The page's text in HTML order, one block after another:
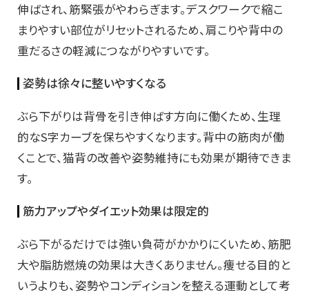
伸ばされ、筋緊張がやわらぎます。デスクワークで縮こ
まりやすい部位がリセットされるため、肩こりや背中の
重だるさの軽減につながりやすいです。
姿勢は徐々に整いやすくなる
ぶら下がりは背骨を引き伸ばす方向に働くため、生理
的なS字カーブを保ちやすくなります。背中の筋肉が働
くことで、猫背の改善や姿勢維持にも効果が期待できま
す。
筋力アップやダイエット効果は限定的
ぶら下がるだけでは強い負荷がかかりにくいため、筋肥
大や脂肪燃焼の効果は大きくありません。痩せる目的と
いうよりも、姿勢やコンディションを整える運動として考